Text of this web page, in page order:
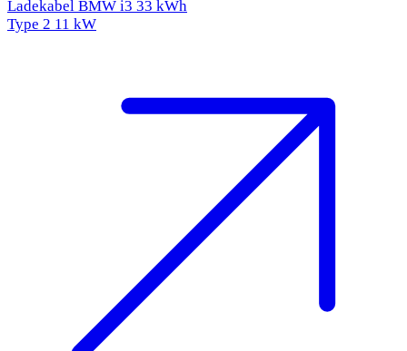
Ladekabel BMW i3 33 kWh
Type 2 11 kW